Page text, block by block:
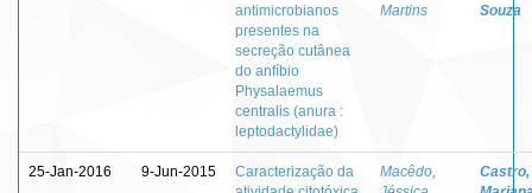
antimicrobianos
presentes na
secreção cutânea
do anfíbio
Physalaemus
centralis (anura :
leptodactylidae)
Martins
Souza
25-Jan-2016 9-Jun-2015
Caracterização da
Macêdo,
Castro,